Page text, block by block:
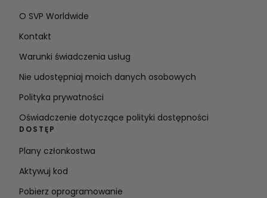
O SVP Worldwide
Kontakt
Warunki świadczenia usług
Nie udostępniaj moich danych osobowych
Polityka prywatności
Oświadczenie dotyczące polityki dostępności
DOSTĘP
Plany członkostwa
Aktywuj kod
Pobierz oprogramowanie